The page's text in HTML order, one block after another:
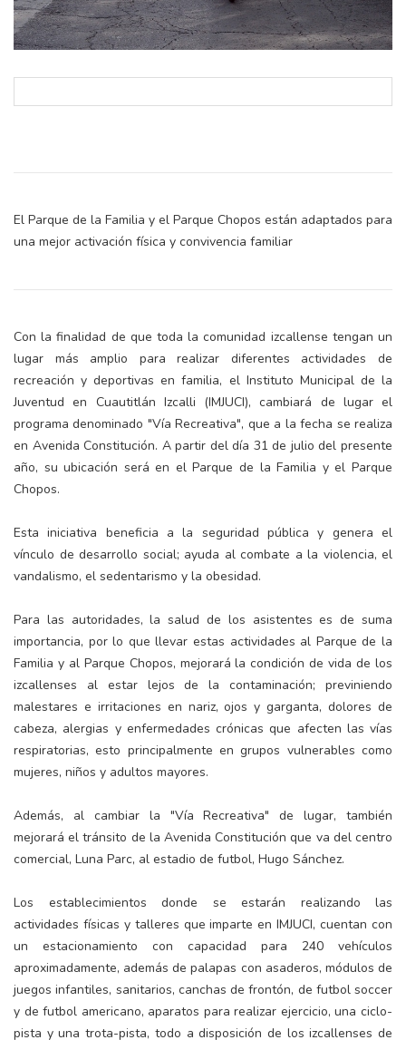
El Parque de la Familia y el Parque Chopos están adaptados para
una mejor activación física y convivencia familiar
Con la finalidad de que toda la comunidad izcallense tengan un
lugar más amplio para realizar diferentes actividades de
recreación y deportivas en familia, el Instituto Municipal de la
Juventud en Cuautitlán Izcalli (IMJUCI), cambiará de lugar el
programa denominado "Vía Recreativa", que a la fecha se realiza
en Avenida Constitución. A partir del día 31 de julio del presente
año, su ubicación será en el Parque de la Familia y el Parque
Chopos.
Esta iniciativa beneficia a la seguridad pública y genera el
vínculo de desarrollo social; ayuda al combate a la violencia, el
vandalismo, el sedentarismo y la obesidad.
Para las autoridades, la salud de los asistentes es de suma
importancia, por lo que llevar estas actividades al Parque de la
Familia y al Parque Chopos, mejorará la condición de vida de los
izcallenses al estar lejos de la contaminación; previniendo
malestares e irritaciones en nariz, ojos y garganta, dolores de
cabeza, alergias y enfermedades crónicas que afecten las vías
respiratorias, esto principalmente en grupos vulnerables como
mujeres, niños y adultos mayores.
Además, al cambiar la "Vía Recreativa" de lugar, también
mejorará el tránsito de la Avenida Constitución que va del centro
comercial, Luna Parc, al estadio de futbol, Hugo Sánchez.
Los establecimientos donde se estarán realizando las
actividades físicas y talleres que imparte en IMJUCI, cuentan con
un estacionamiento con capacidad para 240 vehículos
aproximadamente, además de palapas con asaderos, módulos de
juegos infantiles, sanitarios, canchas de frontón, de futbol soccer
y de futbol americano, aparatos para realizar ejercicio, una ciclo-
pista y una trota-pista, todo a disposición de los izcallenses de